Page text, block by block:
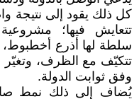
كل ذلك يقود إلى نتيجة
تتعايش فيها؛
سلطة لها أذرع أخطبوط،
تتكيّف مع الظرف، وتغيّر
وفق ثوابت الدولة.
يُضاف إلى ذلك نمط